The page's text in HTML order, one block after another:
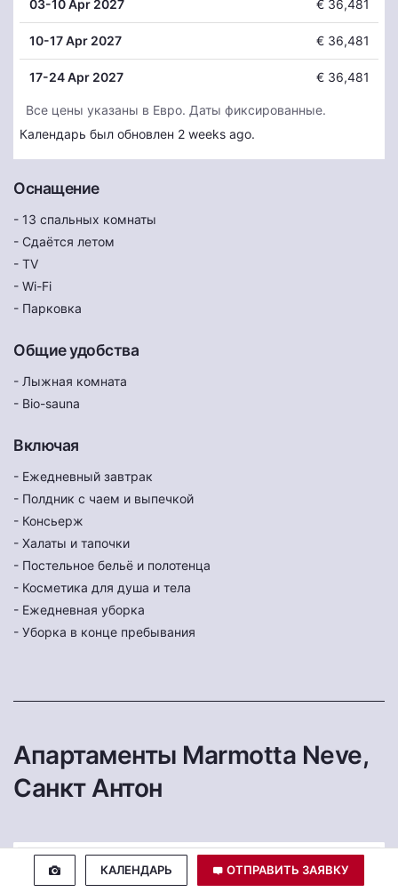
КАЛЕНДАРЬ ОТПРАВИТЬ ЗАЯВКУ
03-10 Apr 2027 € 36,481
10-17 Apr 2027 € 36,481
17-24 Apr 2027 € 36,481
Все цены указаны в Евро. Даты фиксированные.
Календарь был обновлен 2 weeks ago.
Оснащение
- 13 спальных комнаты
- Сдаётся летом
- TV
- Wi-Fi
- Парковка
Общие удобства
- Лыжная комната
- Bio-sauna
Включая
- Ежедневный завтрак
- Полдник с чаем и выпечкой
- Консьерж
- Халаты и тапочки
- Постельное бельё и полотенца
- Косметика для душа и тела
- Ежедневная уборка
- Уборка в конце пребывания
Апартаменты Marmotta Neve,
Санкт Антон